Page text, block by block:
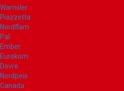
Wamsler
Piazzetta
Nordflam
Pal
Ember
Eurokom
Dovre
Nordpeis
Canada